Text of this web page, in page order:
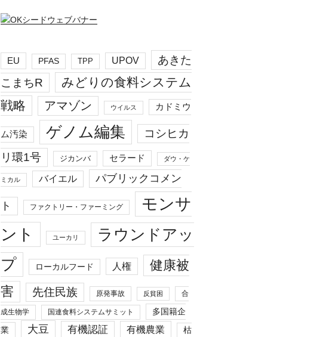
EU PFAS TPP UPOV
あきた
こまちR
みどりの食料システム
戦略
アマゾン ウイルス カドミウ
ム汚染 ゲノム編集
コシヒカ
リ環1号
ジカンバ セラード ダウ・ケ
ミカル バイエル パブリックコメン
ト ファクトリー・ファーミング
モンサ
ント
ユーカリ
ラウンドアッ
プ
ローカルフード 人権
健康被
害
先住民族 原発事故 反貧困 合
成生物学 国連食料システムサミット
多国籍企
業
大豆 有機認証 有機農業 枯